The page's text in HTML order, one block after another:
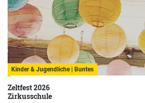
Kinder & Jugendliche | Buntes
Zeltfest 2026
Zirkusschule